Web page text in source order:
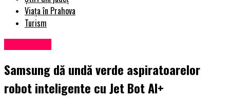
Viața în Prahova
Turism
Samsung dă undă verde aspiratoarelor
robot inteligente cu Jet Bot AI+